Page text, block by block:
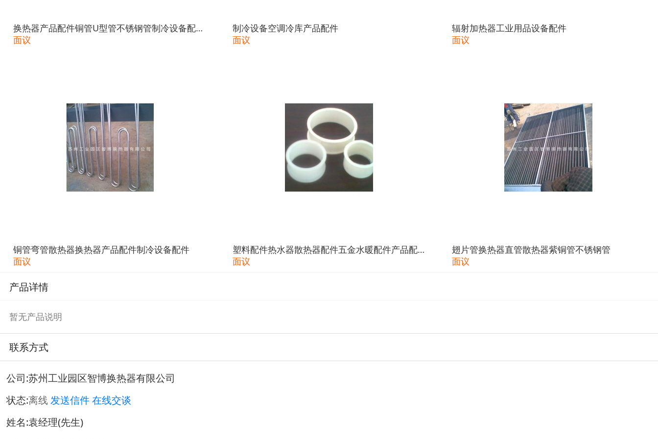
换热器产品配件铜管U型管不锈钢管制冷设备配件
暖气配件
面议
制冷设备空调冷库产品配件
面议
辐射加热器工业用品设备配件
面议
铜管弯管散热器换热器产品配件制冷设备配件
面议
塑料配件热水器散热器配件五金水暖配件产品配
件
面议
翅片管换热器直管散热器紫铜管不锈钢管
面议
产品详情
暂无产品说明
联系方式
公司:苏州工业园区智博换热器有限公司
状态:离线 发送信件在线交谈
姓名:袁经理(先生)